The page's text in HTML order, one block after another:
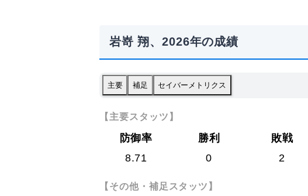
岩嵜 翔、2026年の成績
主要 補足 セイバーメトリクス
【主要スタッツ】
防御率 勝利 敗戦
8.71
0 2
【その他・補足スタッツ】